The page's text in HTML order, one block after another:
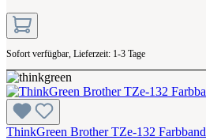
Sofort verfügbar, Lieferzeit: 1-3 Tage
ThinkGreen Brother TZe-132 Farbband